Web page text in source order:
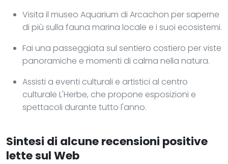
Visita il museo Aquarium di Arcachon per saperne
di più sulla fauna marina locale e i suoi ecosistemi.
Fai una passeggiata sul sentiero costiero per viste
panoramiche e momenti di calma nella natura.
Assisti a eventi culturali e artistici al centro
culturale L'Herbe, che propone esposizioni e
spettacoli durante tutto l'anno.
Sintesi di alcune recensioni positive
lette sul Web